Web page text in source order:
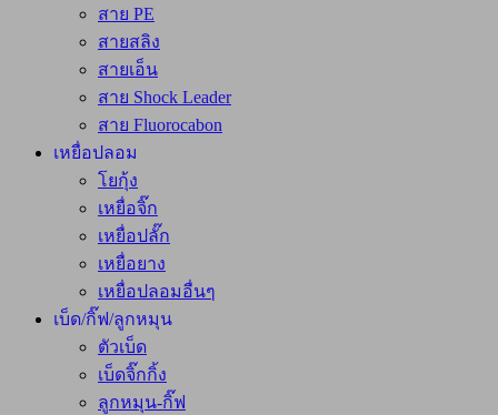
สาย PE
สายสลิง
สายเอ็น
สาย Shock Leader
สาย Fluorocabon
เหยื่อปลอม
โยกุ้ง
เหยื่อจิ๊ก
เหยื่อปลั๊ก
เหยื่อยาง
เหยื่อปลอมอื่นๆ
เบ็ด/กิ๊ฟ/ลูกหมุน
ตัวเบ็ด
เบ็ดจิ๊กกิ้ง
ลูกหมุน-กิ๊ฟ